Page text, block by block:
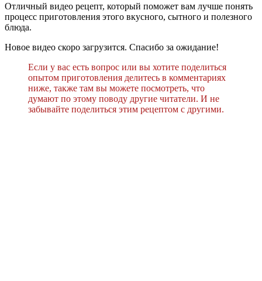
Отличный видео рецепт, который поможет вам лучше понять
процесс приготовления этого вкусного, сытного и полезного
блюда.
Новое видео скоро загрузится. Спасибо за ожидание!
Если у вас есть вопрос или вы хотите поделиться
опытом приготовления делитесь в комментариях
ниже, также там вы можете посмотреть, что
думают по этому поводу другие читатели. И не
забывайте поделиться этим рецептом с другими.